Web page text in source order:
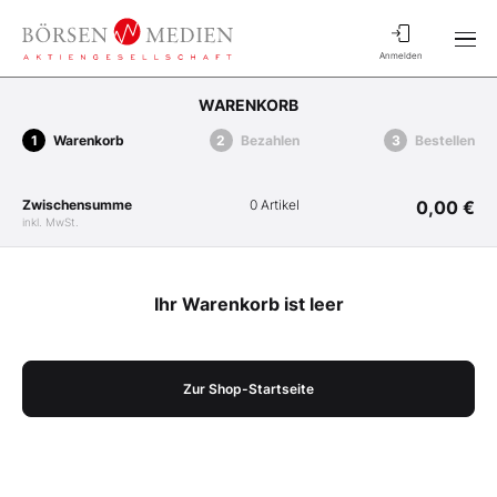
Anmelden
WARENKORB
Warenkorb Bezahlen Bestellen
Zwischensumme
inkl. MwSt.
0 Artikel 0,00 €
Ihr Warenkorb ist leer
Zur Shop-Startseite